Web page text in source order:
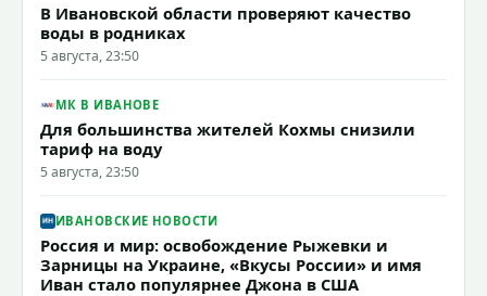
В Ивановской области проверяют качество
воды в родниках
5 августа, 23:50
МК В ИВАНОВЕ
Для большинства жителей Кохмы снизили
тариф на воду
5 августа, 23:50
ИВАНОВСКИЕ НОВОСТИ
Россия и мир: освобождение Рыжевки и
Зарницы на Украине, «Вкусы России» и имя
Иван стало популярнее Джона в США